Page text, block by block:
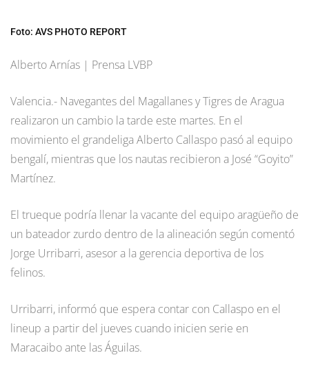
Foto: AVS PHOTO REPORT
Alberto Arnías | Prensa LVBP
Valencia.- Navegantes del Magallanes y Tigres de Aragua
realizaron un cambio la tarde este martes. En el
movimiento el grandeliga Alberto Callaspo pasó al equipo
bengalí, mientras que los nautas recibieron a José “Goyito”
Martínez.
El trueque podría llenar la vacante del equipo aragüeño de
un bateador zurdo dentro de la alineación según comentó
Jorge Urribarri, asesor a la gerencia deportiva de los
felinos.
Urribarri, informó que espera contar con Callaspo en el
lineup a partir del jueves cuando inicien serie en
Maracaibo ante las Águilas.